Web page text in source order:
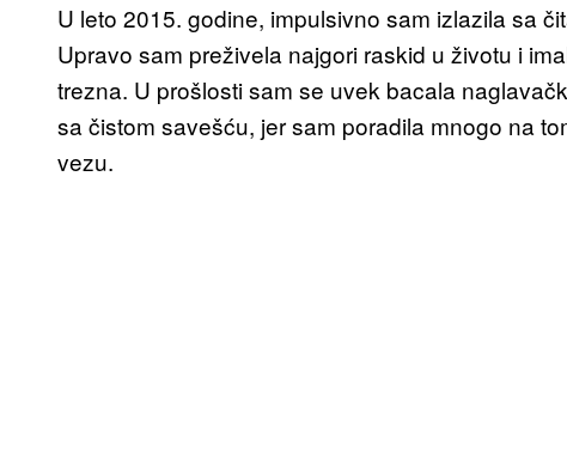
U leto 2015. godine, impulsivno sam izlazila sa
Upravo sam preživela najgori raskid u životu i
trezna. U prošlosti sam se uvek bacala
sa čistom savešću, jer sam poradila mnogo na
vezu.